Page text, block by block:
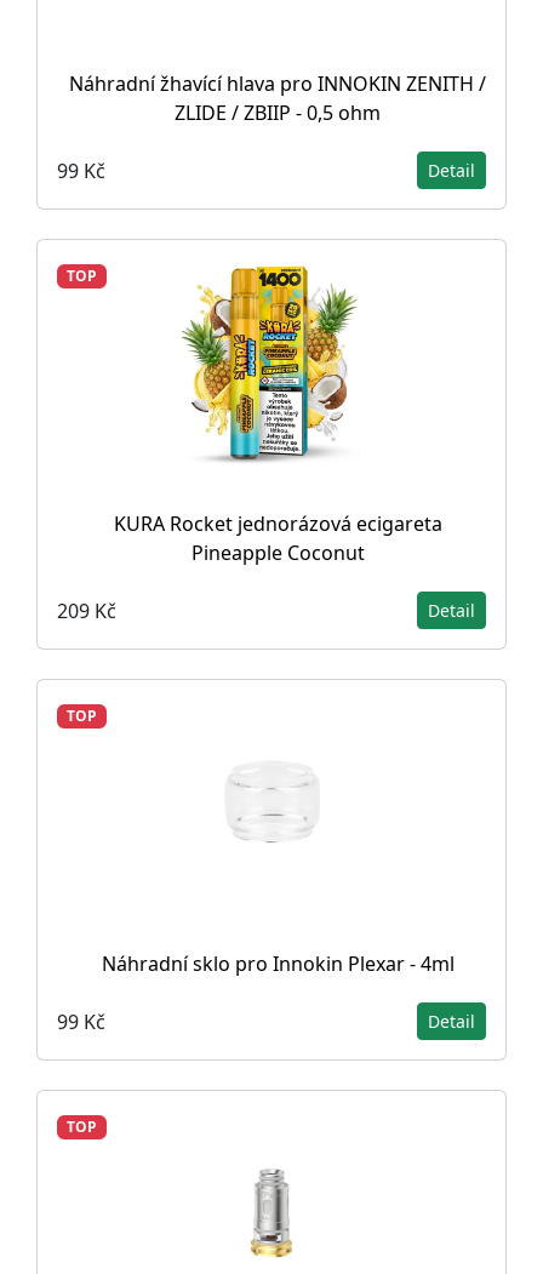
Náhradní žhavící hlava pro INNOKIN ZENITH /
ZLIDE / ZBIIP - 0,5 ohm
99 Kč Detail
TOP
KURA Rocket jednorázová ecigareta
Pineapple Coconut
209 Kč Detail
TOP
Náhradní sklo pro Innokin Plexar - 4ml
99 Kč Detail
TOP